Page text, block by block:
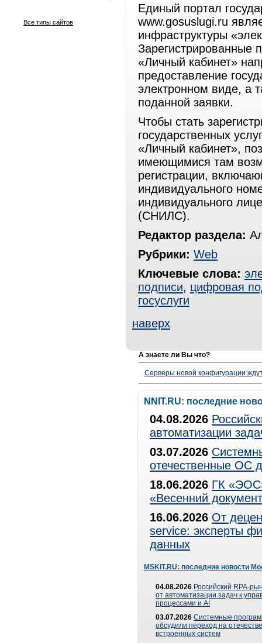
Все типы сайтов
Единый портал
www.gosuslugi.ru
инфраструктуры
Зарегистрированные
«Личный кабинет»
предоставление
электронном виде, а
поданной заявки.
Чтобы стать
государственных
«Личный кабинет»,
имеющимися там
регистрации,
индивидуального
индивидуального
(СНИЛС).
Редактор раздела:
Рубрики: Web
Ключевые слова:
подписи, цифровая
госуслуги
наверх
А знаете ли Вы что?
Серверы новой конфигурации
NNIT.RU: последние
04.08.2026
автоматизации
03.07.2026
отечественные ОС
18.06.2026 ГК
«Весенний
16.06.2026 От
service: эксперты
данных
MSKIT.RU: последние новости
04.08.2026 Российский RPA-
от автоматизации задач к
процессами и AI
03.07.2026 Системные
обсудили переход на
встроенных систем